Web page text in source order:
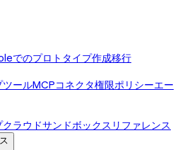
でのプロトタイプ作成移行
ツールMCPコネクタ権限ポリシーエー
クラウドサンドボックスリファレンス